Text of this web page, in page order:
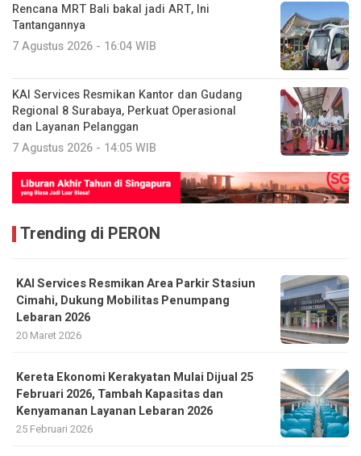
Rencana MRT Bali bakal jadi ART, Ini
Tantangannya
7 Agustus 2026 - 16:04 WIB
KAI Services Resmikan Kantor dan Gudang
Regional 8 Surabaya, Perkuat Operasional
dan Layanan Pelanggan
7 Agustus 2026 - 14:05 WIB
Trending di PERON
KAI Services Resmikan Area Parkir Stasiun
Cimahi, Dukung Mobilitas Penumpang
Lebaran 2026
20 Maret 2026
Kereta Ekonomi Kerakyatan Mulai Dijual 25
Februari 2026, Tambah Kapasitas dan
Kenyamanan Layanan Lebaran 2026
25 Februari 2026